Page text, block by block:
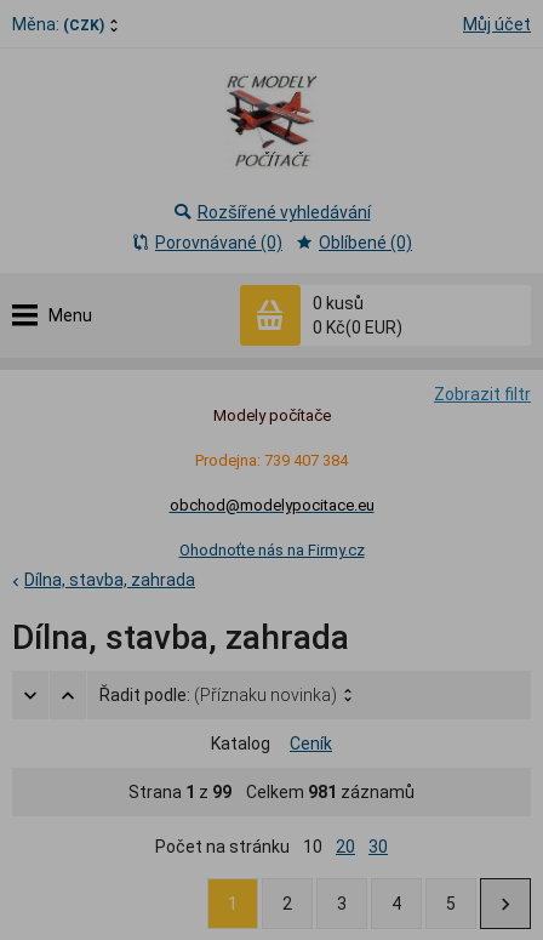
Měna: (CZK) Můj účet
Menu
0 kusů
0 Kč(0 EUR)
Rozšířené vyhledávání
Porovnávané (0)
Oblíbené (0)
Zobrazit filtr
Modely počítače
Prodejna: 739 407 384
obchod@modelypocitace.eu
Ohodnoťte nás na Firmy.cz
Dílna, stavba, zahrada
Dílna, stavba, zahrada
Řadit podle: (Příznaku novinka)
Katalog Ceník
Strana 1 z 99 Celkem 981 záznamů
Počet na stránku 10 20 30
1 2 3 4 5